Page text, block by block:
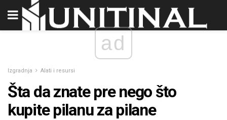
ad
Izgradnja Alati i resursi
Šta da znate pre nego što
kupite pilanu za pilane